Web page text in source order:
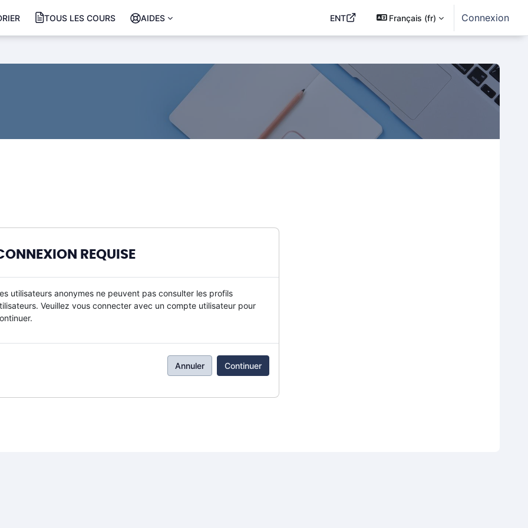
TOUS LES COURS AIDES ENT Français ‎(fr)‎ Connexion
REQUISE
utilisateurs anonymes ne peuvent pas consulter les profils
Veuillez vous connecter avec un compte utilisateur pour
Annuler Continuer